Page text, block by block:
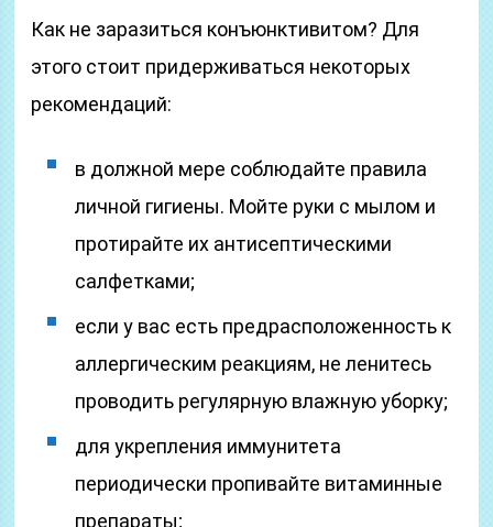
Как не заразиться конъюнктивитом? Для
этого стоит придерживаться некоторых
рекомендаций:
в должной мере соблюдайте правила
личной гигиены. Мойте руки с мылом и
протирайте их антисептическими
салфетками;
если у вас есть предрасположенность к
аллергическим реакциям, не ленитесь
проводить регулярную влажную уборку;
для укрепления иммунитета
периодически пропивайте витаминные
препараты;